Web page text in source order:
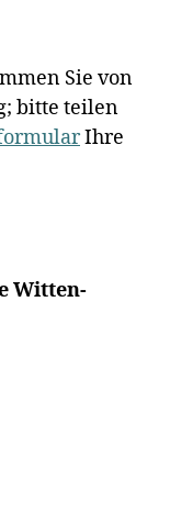
Sie von
bitte teilen
Ihre
Witten-